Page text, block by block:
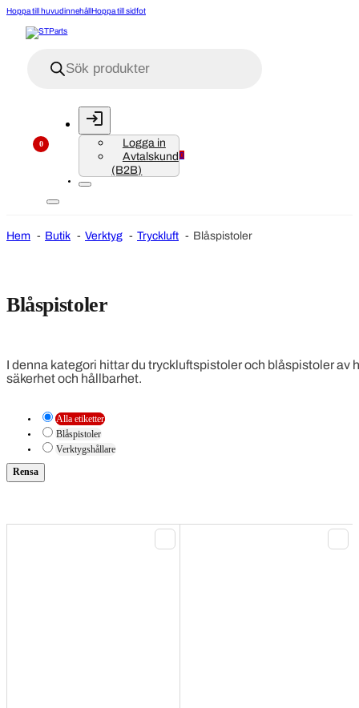
Hoppa till huvudinnehållHoppa till sidfot
Logga in
Avtalskund
(B2B)
0
0
Hem Butik Verktyg Tryckluft Blåspistoler
Blåspistoler
I denna kategori hittar du tryckluftspistoler och blåspistoler av
säkerhet och hållbarhet.
Alla etiketter
Blåspistoler
Verktygshållare
Rensa